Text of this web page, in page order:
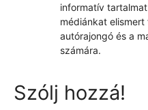
informatív
médiánkat
autórajongó és a
számára.
Szólj hozzá!